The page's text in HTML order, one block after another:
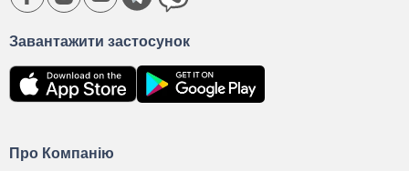
Про Компанію
Завантажити застосунок